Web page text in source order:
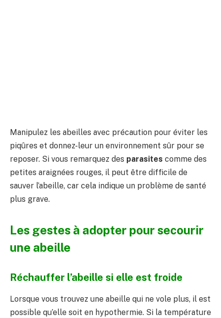
Manipulez les abeilles avec précaution pour éviter les
piqûres et donnez-leur un environnement sûr pour se
reposer. Si vous remarquez des parasites comme des
petites araignées rouges, il peut être difficile de
sauver l’abeille, car cela indique un problème de santé
plus grave.
Les gestes à adopter pour secourir
une abeille
Réchauffer l’abeille si elle est froide
Lorsque vous trouvez une abeille qui ne vole plus, il est
possible qu’elle soit en hypothermie. Si la température